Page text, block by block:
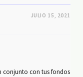
JULIO 15, 2021
conjunto con tus fondos